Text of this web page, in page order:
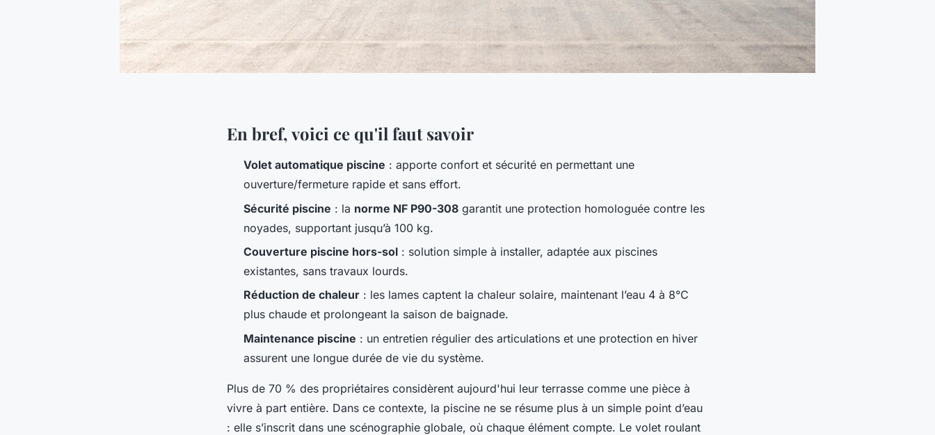
En bref, voici ce qu'il faut savoir
Volet automatique piscine : apporte confort et sécurité en permettant une
ouverture/fermeture rapide et sans effort.
Sécurité piscine : la norme NF P90-308 garantit une protection homologuée contre les
noyades, supportant jusqu’à 100 kg.
Couverture piscine hors-sol : solution simple à installer, adaptée aux piscines
existantes, sans travaux lourds.
Réduction de chaleur : les lames captent la chaleur solaire, maintenant l’eau 4 à 8°C
plus chaude et prolongeant la saison de baignade.
Maintenance piscine : un entretien régulier des articulations et une protection en hiver
assurent une longue durée de vie du système.
Plus de 70 % des propriétaires considèrent aujourd'hui leur terrasse comme une pièce à
vivre à part entière. Dans ce contexte, la piscine ne se résume plus à un simple point d’eau
: elle s’inscrit dans une scénographie globale, où chaque élément compte. Le volet roulant